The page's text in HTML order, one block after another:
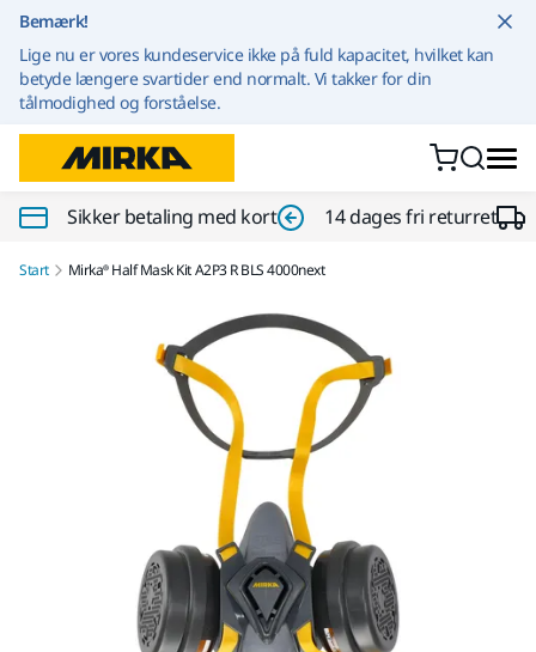
Bemærk!
Lige nu er vores kundeservice ikke på fuld kapacitet, hvilket kan
betyde længere svartider end normalt. Vi takker for din
tålmodighed og forståelse.
Sikker betaling med kort 14 dages fri returret
Start Mirka® Half Mask Kit A2P3 R BLS 4000next